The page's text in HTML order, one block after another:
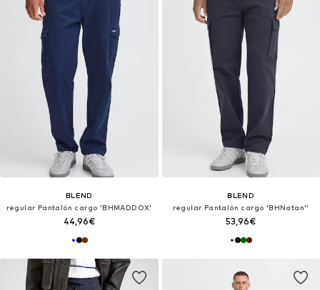
BLEND
regular Pantalón cargo 'BHMADDOX'
44,96€
BLEND
regular Pantalón cargo 'BHNatan''
53,96€